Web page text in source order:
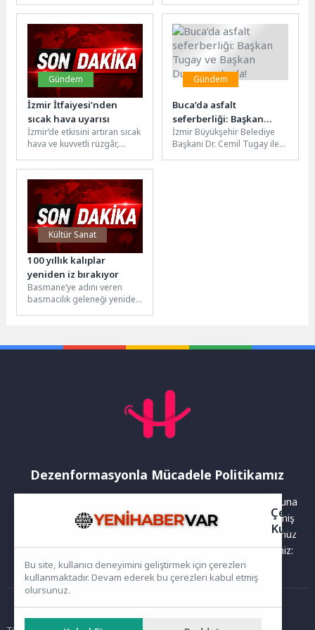
5’incisi kutlanan Türk Mutfağı
Haftası’nın...
öğrencilerin yanında olmaya
devam ediyor. Manisa
Büyükşehir Belediyesi...
Gündem
İzmir İtfaiyesi’nden
sıcak hava uyarısı
İzmir’de etkisini artıran sıcak
hava ve kuvvetli rüzgâr,
yükseltirken, İzmir
İtfaiyesi’nin bir...
Gündem
Buca’da asfalt
seferberliği: Başkan
Tugay ve Başkan Duman
sahada!
İzmir Büyükşehir Belediye
Başkanı Dr. Cemil Tugay ile
Kültür Sanat
100 yıllık kalıplar
yeniden iz bırakıyor
Basmane’ye adını veren
basmacılık geleneği yeniden
Dezenformasyonla Mücadele Politikamız
Yayınlanan haberler doğruluk ilkesi gözetilerek hazırlanır. Buna
rağmen bazı içeriklerde eksik, hatalı veya güncelliğini yitirmiş
bilgiler bulunabilir.Yanlış veya yanıltıcı olduğunu düşündüğünüz
haberleri aşağıdaki iletişim kanallarından bize bildirebilirsiniz:
Ana Sayfa
Çerez
Bu site, kullanıcı deneyimini geliştirmek için çerezleri
kullanmaktadır. Devam ederek bu çerezleri kabul etmiş
olursunuz.